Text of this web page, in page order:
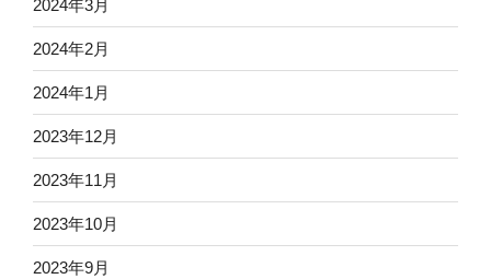
2024年3月
2024年2月
2024年1月
2023年12月
2023年11月
2023年10月
2023年9月